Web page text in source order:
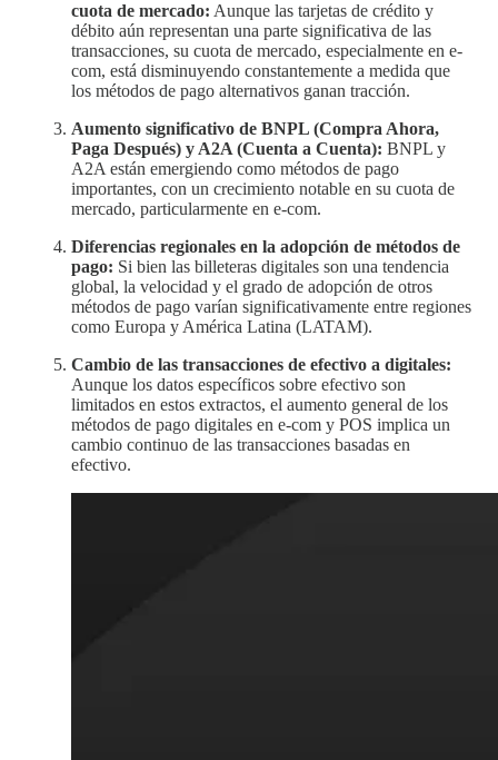
cuota de mercado: Aunque las tarjetas de crédito y
débito aún representan una parte significativa de las
transacciones, su cuota de mercado, especialmente en e-
com, está disminuyendo constantemente a medida que
los métodos de pago alternativos ganan tracción.
Aumento significativo de BNPL (Compra Ahora,
Paga Después) y A2A (Cuenta a Cuenta): BNPL y
A2A están emergiendo como métodos de pago
importantes, con un crecimiento notable en su cuota de
mercado, particularmente en e-com.
Diferencias regionales en la adopción de métodos de
pago: Si bien las billeteras digitales son una tendencia
global, la velocidad y el grado de adopción de otros
métodos de pago varían significativamente entre regiones
como Europa y América Latina (LATAM).
Cambio de las transacciones de efectivo a digitales:
Aunque los datos específicos sobre efectivo son
limitados en estos extractos, el aumento general de los
métodos de pago digitales en e-com y POS implica un
cambio continuo de las transacciones basadas en
efectivo.